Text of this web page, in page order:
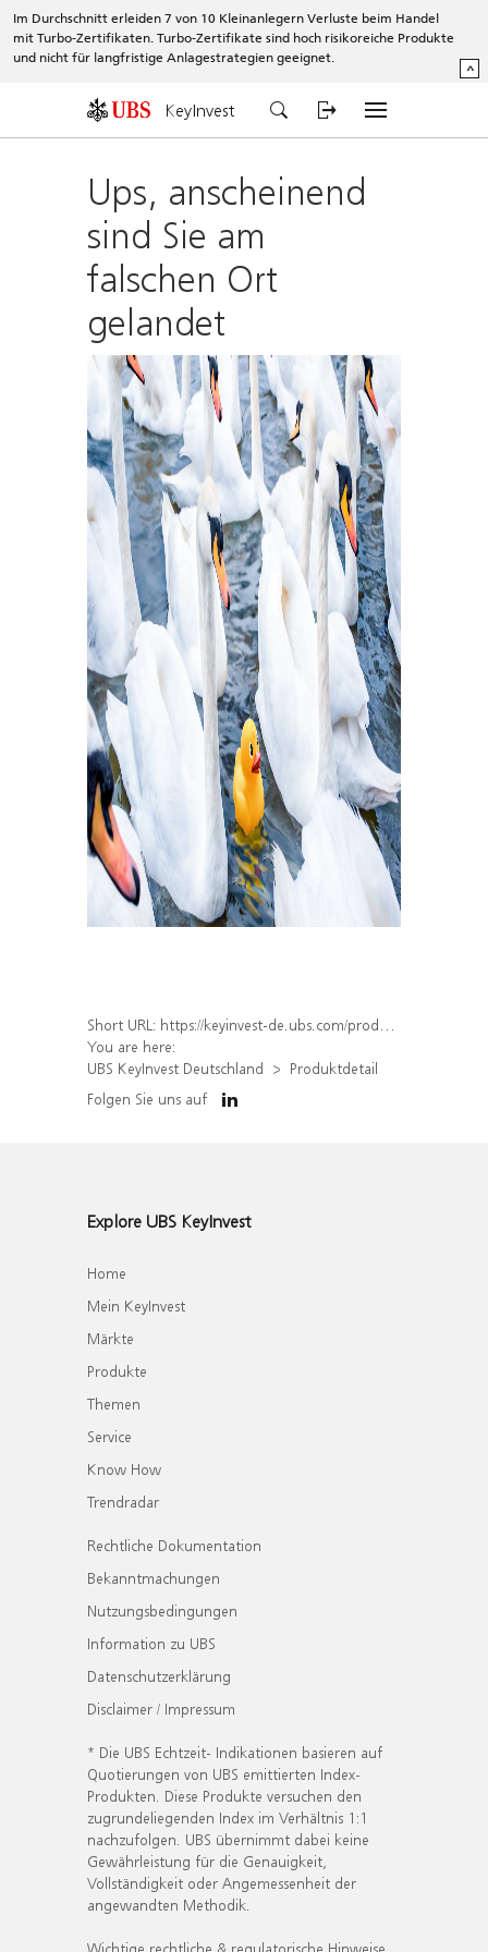
Im Durchschnitt erleiden 7 von 10 Kleinanlegern Verluste beim Handel
mit Turbo-Zertifikaten. Turbo-Zertifikate sind hoch risikoreiche Produkte
und nicht für langfristige Anlagestrategien geeignet.
^
KeyInvest
Ups, anscheinend
sind Sie am
falschen Ort
gelandet
Short URL: https://keyinvest-de.ubs.com/produkt/detail/index/isin/DE000WA5PF75
You are here:
UBS KeyInvest Deutschland
Produktdetail
Folgen Sie uns auf
Explore UBS KeyInvest
Home
Mein KeyInvest
Märkte
Produkte
Themen
Service
Know How
Trendradar
Rechtliche Dokumentation
Bekanntmachungen
Nutzungsbedingungen
Information zu UBS
Datenschutzerklärung
Disclaimer / Impressum
* Die UBS Echtzeit- Indikationen basieren auf
Quotierungen von UBS emittierten Index-
Produkten. Diese Produkte versuchen den
zugrundeliegenden Index im Verhältnis 1:1
nachzufolgen. UBS übernimmt dabei keine
Gewährleistung für die Genauigkeit,
Vollständigkeit oder Angemessenheit der
angewandten Methodik.